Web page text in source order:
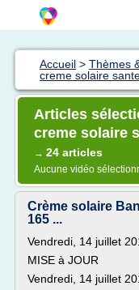
Accueil > Thèmes
creme solaire
Articles
creme solaire
→ 24 articles
Aucune vidéo
Crème solaire
165 ...
Vendredi, 14 juillet
MISE à JOUR
Vendredi, 14 juillet